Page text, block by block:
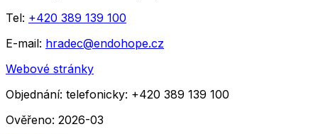
Tel: +420 389 139 100
E-mail: hradec@endohope.cz
Webové stránky
Objednání: telefonicky: +420 389 139 100
Ověřeno: 2026-03